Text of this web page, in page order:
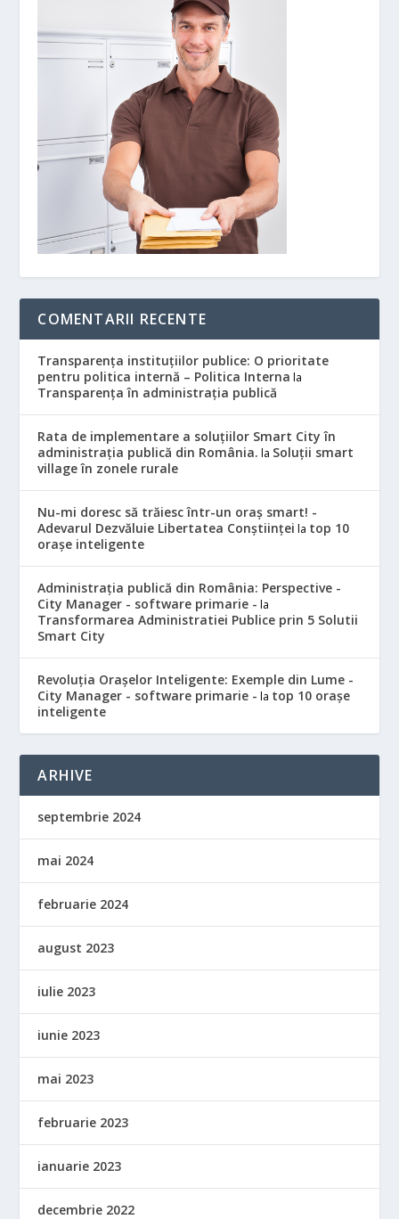
COMENTARII RECENTE
Transparența instituțiilor publice: O prioritate
pentru politica internă – Politica Interna la
Transparența în administrația publică
Rata de implementare a soluțiilor Smart City în
administrația publică din România. la Soluții smart
village în zonele rurale
Nu-mi doresc să trăiesc într-un oraș smart! -
Adevarul Dezvăluie Libertatea Conștiinței la top 10
orașe inteligente
Administrația publică din România: Perspective -
City Manager - software primarie - la
Transformarea Administratiei Publice prin 5 Solutii
Smart City
Revoluția Orașelor Inteligente: Exemple din Lume -
City Manager - software primarie - la top 10 orașe
inteligente
ARHIVE
septembrie 2024
mai 2024
februarie 2024
august 2023
iulie 2023
iunie 2023
mai 2023
februarie 2023
ianuarie 2023
decembrie 2022